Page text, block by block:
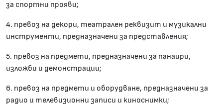
за спортни прояви;
4. превоз на декори, театрален реквизит и музикални
инструменти, предназначени за представления;
5. превоз на предмети, предназначени за панаири,
изложби и демонстрации;
6. превоз на предмети и оборудване, предназначени за
радио и телевизионни записи и киноснимки;